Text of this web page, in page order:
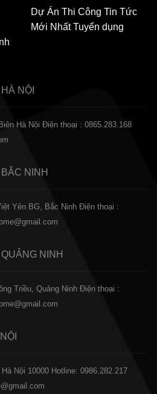
Dự Án Thi Công Tin Tức
Mới Nhất Tuyển dụng
HÀ NỘI
Hà Nội Điện thoại : 0865.283.168
BẮC NINH
Yên BG, Bắc Ninh Điện thoại :
QUẢNG NINH
Triều, Quảng Ninh Điện thoại :
Nội 10000 Hotline: 0986.282.217